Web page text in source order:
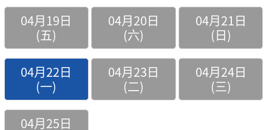
04月19日
(五)
04月20日
(六)
04月21日
(日)
04月22日
(一)
04月23日
(二)
04月24日
(三)
04月25日